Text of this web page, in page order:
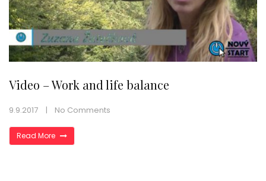
Video – Work and life balance
9.9.2017 No Comments
Read More